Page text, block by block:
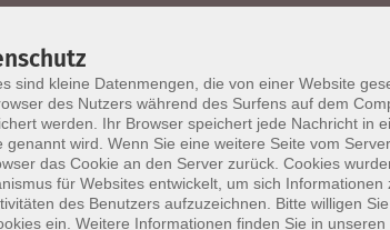
Impressum Datenschutzerklärung
sind kleine Datenmengen, die von einer Website
des Nutzers während des Surfens auf dem
werden. Ihr Browser speichert jede Nachricht in
genannt wird. Wenn Sie eine weitere Seite vom
das Cookie an den Server zurück. Cookies
für Websites entwickelt, um sich Informationen
des Benutzers aufzuzeichnen. Bitte willigen
ein. Weitere Informationen finden Sie in unseren